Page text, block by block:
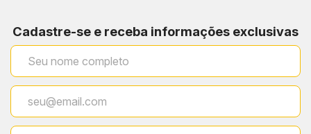
Cadastre-se e receba informações exclusivas